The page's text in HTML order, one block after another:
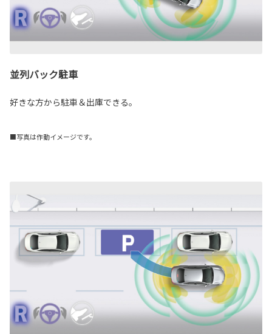
並列バック駐車
好きな方から駐車＆出庫できる。
■写真は作動イメージです。